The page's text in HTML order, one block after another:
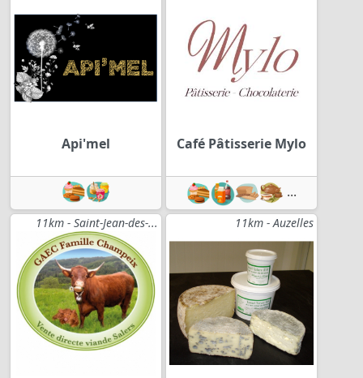
Api'mel Café Pâtisserie Mylo
...
11km - Saint-Jean-des-... 11km - Auzelles